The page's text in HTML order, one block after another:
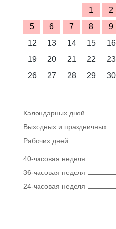
1
2
5
6 7 8 9
12
13 14 15 16
19
20 21 22 23
26
27 28 29 30
Календарных дней
Выходных и праздничных
Рабочих дней
40-часовая неделя
36-часовая неделя
24-часовая неделя